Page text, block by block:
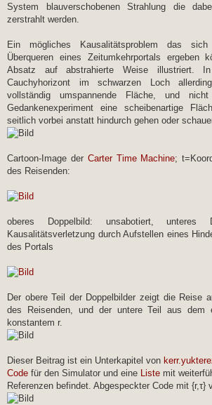
System blauverschobenen Strahlung die
zerstrahlt werden.
Ein mögliches Kausalitätsproblem das sich
Überqueren eines Zeitumkehrportals ergeben
Absatz auf abstrahierte Weise illustriert.
Cauchyhorizont im schwarzen Loch
vollständig umspannende Fläche, und
Gedankenexperiment eine scheibenartige
seitlich vorbei anstatt hindurch gehen oder
Cartoon-Image der Carter Time Machine;
des Reisenden:
oberes Doppelbild: unsabotiert, unteres
Kausalitätsverletzung durch Aufstellen eines
des Portals
Der obere Teil der Doppelbilder zeigt die Reise
des Reisenden, und der untere Teil aus dem
konstantem r.
Dieser Beitrag ist ein Unterkapitel von
Code für den Simulator und eine Liste mit
Referenzen befindet. Abgespeckter Code mit {r,τ}